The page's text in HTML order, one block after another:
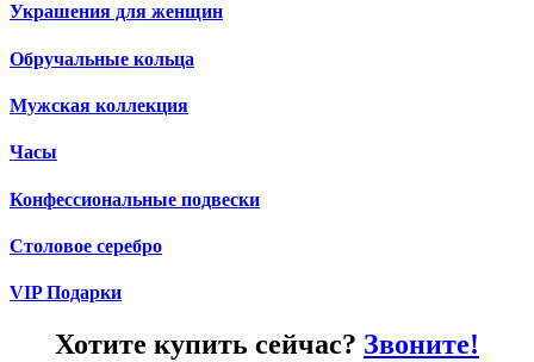
Украшения для женщин
Обручальные кольца
Мужская коллекция
Часы
Конфессиональные подвески
Столовое серебро
VIP Подарки
Хотите купить сейчас? Звоните!